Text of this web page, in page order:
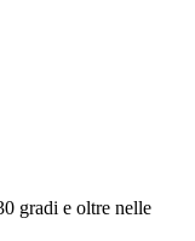
gradi e oltre nelle